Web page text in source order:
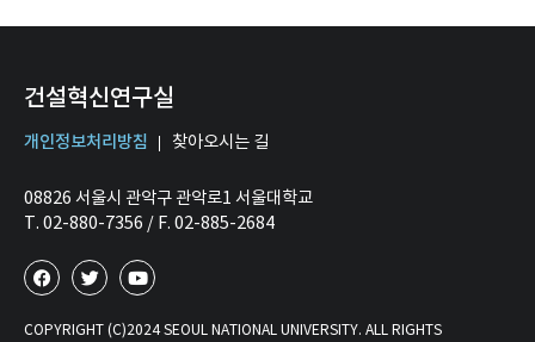
건설혁신연구실
개인정보처리방침 찾아오시는 길
08826 서울시 관악구 관악로1 서울대학교
T. 02-880-7356 / F. 02-885-2684
COPYRIGHT (C)2024 SEOUL NATIONAL UNIVERSITY. ALL RIGHTS